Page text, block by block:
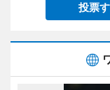
投票